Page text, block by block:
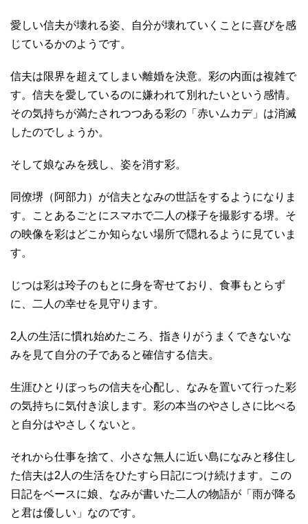
愛しい信夫が壊れる姿、自分が壊れていくことに喜びを感
じているかのようです。
信夫は限界を超えてしまい離婚を決意。彩の内面は複雑で
す。信夫を愛しているのに嫌われて別れたいという感情。
その気持ちが満たされつつある彩の「赤いムカデ」は消滅
したのでしょうか。
そして娘なみを残し、姿を消す彩。
同僚堺（阿部力）が信夫となみの世話をするようになりま
す。ことあるごとにスマホで二人の様子を撮影する堺。そ
の映像を彩はどこか知らない場所で隠れるように見ていま
す。
じつは彩は玲子のもとに身を寄せており、食事もとらず
に、二人の幸せを見守ります。
2人の生活に慣れ始めたころ、指きりがうまくできないな
みを見て自分の子であると確信する信夫。
生涯ひとりぼっちの信夫を心配し、なみを置いて行った彩
の気持ちに気付き涙します。彩の本当のやさしさに比べる
と自分はやさしくないと。
それから仕事を捨て、小さな無人に近い島になみと移住し
た信夫は2人の生活をひたすら日記につけ続けます。この
日記をベースに娘、なみが書いた二人の物語が「雨が降る
と君は優しい」なのです。